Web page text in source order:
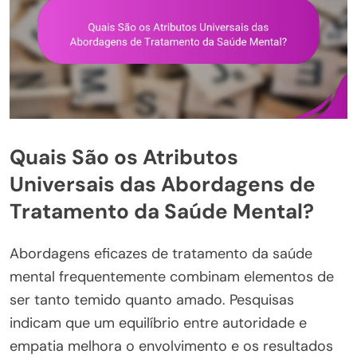
Quais São os Atributos
Universais das Abordagens de
Tratamento da Saúde Mental?
Abordagens eficazes de tratamento da saúde
mental frequentemente combinam elementos de
ser tanto temido quanto amado. Pesquisas
indicam que um equilíbrio entre autoridade e
empatia melhora o envolvimento e os resultados